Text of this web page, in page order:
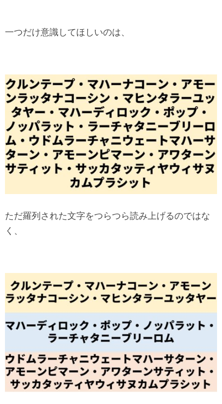
一つだけ意識してほしいのは、
ただ羅列された文字をつらつら読み上げるのではな
く、